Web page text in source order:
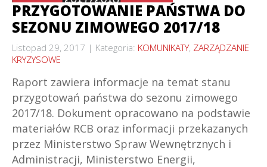
PRZYGOTOWANIE PAŃSTWA DO
SEZONU ZIMOWEGO 2017/18
Listopad 29, 2017 Kategoria: KOMUNIKATY, ZARZĄDZANIE
KRYZYSOWE
Raport zawiera informacje na temat stanu
przygotowań państwa do sezonu zimowego
2017/18. Dokument opracowano na podstawie
materiałów RCB oraz informacji przekazanych
przez Ministerstwo Spraw Wewnętrznych i
Administracji, Ministerstwo Energii,